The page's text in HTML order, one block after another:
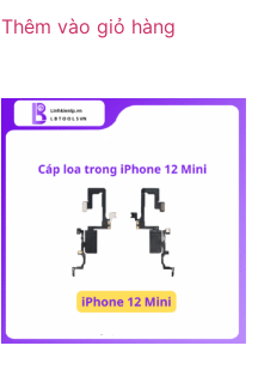
Thêm vào giỏ hàng